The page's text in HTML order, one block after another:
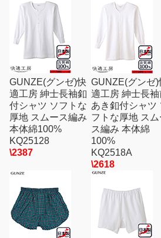
GUNZE(グンゼ)快
適工房 紳士長袖釦
付シャツ ソフトな
厚地 スムース編み
本体綿100%
KQ25128
\2387
GUNZE(グンゼ)
適工房 紳士長袖
あき釦付シャツ
フトな厚地 スム
ス編み 本体綿
100%
KQ2518A
\2618